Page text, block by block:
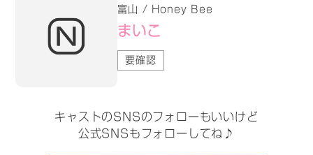
富山 / Honey Bee
まいこ
要確認
キャストのSNSのフォローもいいけど
公式SNSもフォローしてね♪